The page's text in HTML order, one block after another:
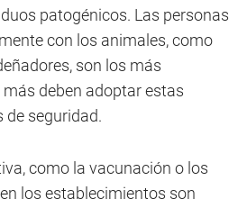
patogénicos. Las personas
con los animales, como
son los más
deben adoptar estas
de seguridad.
como la vacunación o los
los establecimientos son